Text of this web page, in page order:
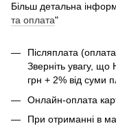
Більш детальна
та оплата"
Післяплата
Зверніть увагу, що
грн + 2% від суми
Онлайн-оплата
При отриманні в